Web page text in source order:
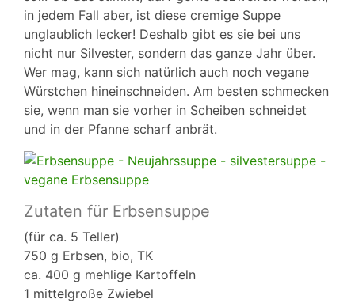
in jedem Fall aber, ist diese cremige Suppe
unglaublich lecker! Deshalb gibt es sie bei uns
nicht nur Silvester, sondern das ganze Jahr über.
Wer mag, kann sich natürlich auch noch vegane
Würstchen hineinschneiden. Am besten schmecken
sie, wenn man sie vorher in Scheiben schneidet
und in der Pfanne scharf anbrät.
Zutaten für Erbsensuppe
(für ca. 5 Teller)
750 g Erbsen, bio, TK
ca. 400 g mehlige Kartoffeln
1 mittelgroße Zwiebel